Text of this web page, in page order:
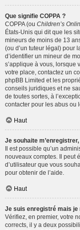
Que signifie COPPA ?
COPPA (ou Children’s
États-Unis qui dit que les
mineurs de moins de 13
(ou d’un tuteur légal) pour
d’identifier un mineur de
s’applique à vous, lorsque
votre place, contactez un
phpBB Limited et les
conseils juridiques et ne
de toutes sortes, à
contacter pour les abus ou
Haut
Je souhaite
Il est possible qu’un
nouveaux comptes. Il peut
d’utilisateur que vous
pour obtenir de l’aide.
Haut
Je suis enregistré mais je
Vérifiez, en premier, votre
corrects, il y a deux